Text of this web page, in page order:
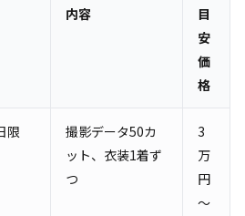
内容
目
安
価
格
限
撮影データ50カ
ット、衣装1着ず
つ
3
万
円
〜